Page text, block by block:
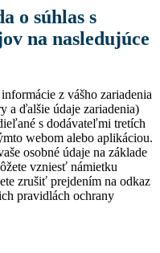
o súhlas s
na nasledujúce
z vášho zariadenia
a ďalšie údaje zariadenia)
s dodávateľmi tretích
webom alebo aplikáciou.
osobné údaje na základe
vzniesť námietku
zrušiť prejdením na odkaz
pravidlách ochrany